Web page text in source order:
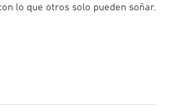
lo que otros solo pueden soñar.